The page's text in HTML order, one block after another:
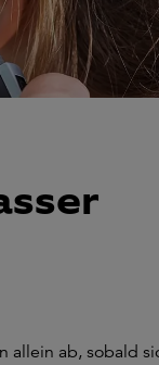
allein ab, sobald